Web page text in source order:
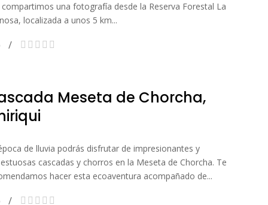
compartimos una fotografía desde la Reserva Forestal La
localizada a unos 5 km...
Meseta de Chorcha,
de lluvia podrás disfrutar de impresionantes y
cascadas y chorros en la Meseta de Chorcha. Te
hacer esta ecoaventura acompañado de...